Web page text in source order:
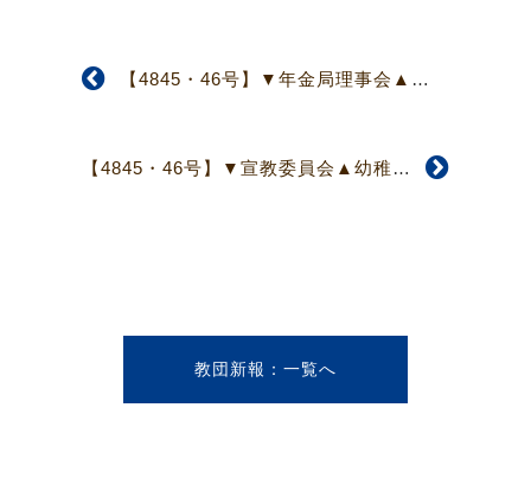
【4845・46号】▼年金局理事会▲約750名の隠退教師に年金給付
【4845・46号】▼宣教委員会▲幼稚園・保育園を巡る状況について協議
教団新報